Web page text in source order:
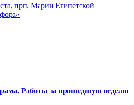
прп. Марии Египетской
Работы за прошедшую неделю